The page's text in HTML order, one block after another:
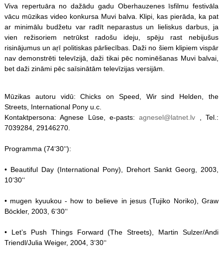
Viva repertuāra no dažādu gadu Oberhauzenes īsfilmu festivāla
vācu mūzikas video konkursa Muvi balva. Klipi, kas pierāda, ka pat
ar minimālu budžetu var radīt neparastus un lieliskus darbus, ja
vien režisoriem netrūkst radošu ideju, spēju rast nebijušus
risinājumus un aŗī politiskas pārliecības. Daži no šiem klipiem vispār
nav demonstrēti televīzijā, daži tikai pēc nominēšanas Muvi balvai,
bet daži zināmi pēc saīsinātām televīzijas versijām.
Mūzikas autoru vidū: Chicks on Speed, Wir sind Helden, the
Streets, International Pony u.c.
Kontaktpersona: Agnese Lūse, e-pasts:agnesel@latnet.lv , Tel.:
7039284, 29146270.
Programma (74‘30‘‘):
• Beautiful Day (International Pony), Drehort Sankt Georg, 2003,
10‘30‘‘
• mugen kyuukou - how to believe in jesus (Tujiko Noriko), Graw
Böckler, 2003, 6‘30‘‘
• Let’s Push Things Forward (The Streets), Martin Sulzer/Andi
Triendl/Julia Weiger, 2004, 3‘30‘‘